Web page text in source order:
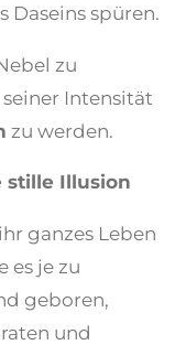
Daseins spüren.
zu
Intensität
zu werden.
stille Illusion
ganzes Leben
es je zu
geboren,
und